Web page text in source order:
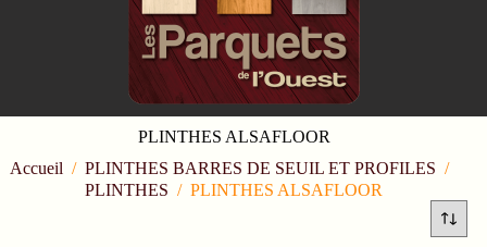
PLINTHES ALSAFLOOR
Accueil / PLINTHES BARRES DE SEUIL ET PROFILES /
PLINTHES / PLINTHES ALSAFLOOR